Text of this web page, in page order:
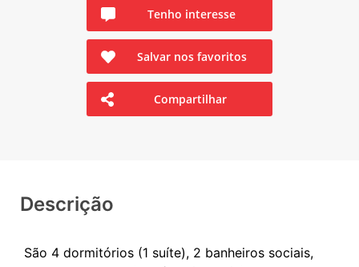
Tenho interesse
Salvar nos favoritos
Compartilhar
Descrição
São 4 dormitórios (1 suíte), 2 banheiros sociais,